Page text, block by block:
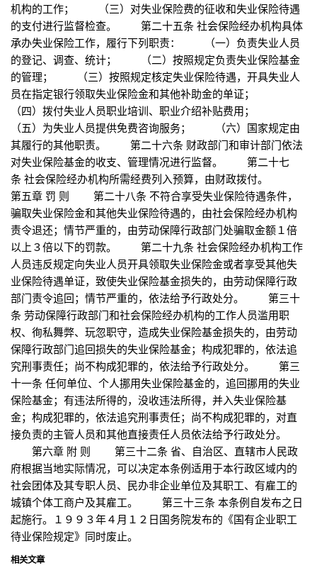
机构的工作； （三）对失业保险费的征收和失业保险待遇
的支付进行监督检查。 第二十五条 社会保险经办机构具体
承办失业保险工作，履行下列职责： （一）负责失业人员
的登记、调查、统计； （二）按照规定负责失业保险基金
的管理； （三）按照规定核定失业保险待遇，开具失业人
员在指定银行领取失业保险金和其他补助金的单证；
（四）拨付失业人员职业培训、职业介绍补贴费用；
（五）为失业人员提供免费咨询服务； （六）国家规定由
其履行的其他职责。 第二十六条 财政部门和审计部门依法
对失业保险基金的收支、管理情况进行监督。 第二十七
条 社会保险经办机构所需经费列入预算，由财政拨付。
第五章 罚 则 第二十八条 不符合享受失业保险待遇条件，
骗取失业保险金和其他失业保险待遇的，由社会保险经办机构
责令退还；情节严重的，由劳动保障行政部门处骗取金额１倍
以上３倍以下的罚款。 第二十九条 社会保险经办机构工作
人员违反规定向失业人员开具领取失业保险金或者享受其他失
业保险待遇单证，致使失业保险基金损失的，由劳动保障行政
部门责令追回；情节严重的，依法给予行政处分。 第三十
条 劳动保障行政部门和社会保险经办机构的工作人员滥用职
权、徇私舞弊、玩忽职守，造成失业保险基金损失的，由劳动
保障行政部门追回损失的失业保险基金；构成犯罪的，依法追
究刑事责任；尚不构成犯罪的，依法给予行政处分。 第三
十一条 任何单位、个人挪用失业保险基金的，追回挪用的失业
保险基金；有违法所得的，没收违法所得，并入失业保险基
金；构成犯罪的，依法追究刑事责任；尚不构成犯罪的，对直
接负责的主管人员和其他直接责任人员依法给予行政处分。
第六章 附 则 第三十二条 省、自治区、直辖市人民政
府根据当地实际情况，可以决定本条例适用于本行政区域内的
社会团体及其专职人员、民办非企业单位及其职工、有雇工的
城镇个体工商户及其雇工。 第三十三条 本条例自发布之日
起施行。１９９３年４月１２日国务院发布的《国有企业职工
待业保险规定》同时废止。
相关文章